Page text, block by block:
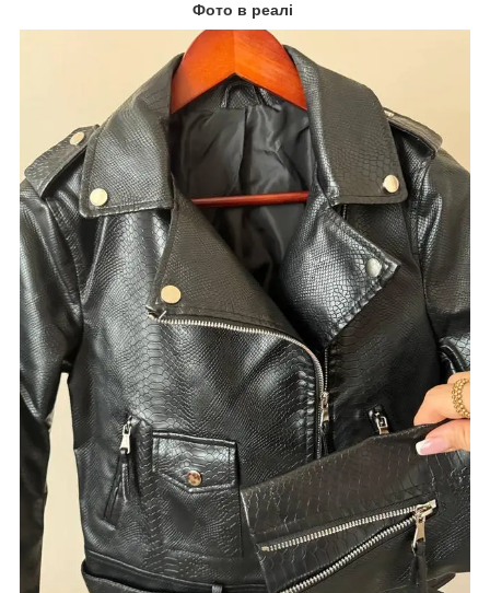
Фото в реалі